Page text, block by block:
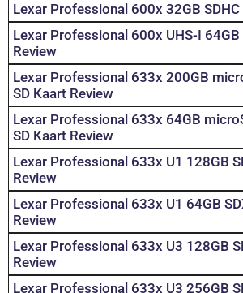
Lexar Professional 600x 32GB SDHC
Lexar Professional 600x UHS-I 64GB
Review
Lexar Professional 633x 200GB
SD Kaart Review
Lexar Professional 633x 64GB
SD Kaart Review
Lexar Professional 633x U1 128GB
Review
Lexar Professional 633x U1 64GB
Review
Lexar Professional 633x U3 128GB
Review
Lexar Professional 633x U3 256GB